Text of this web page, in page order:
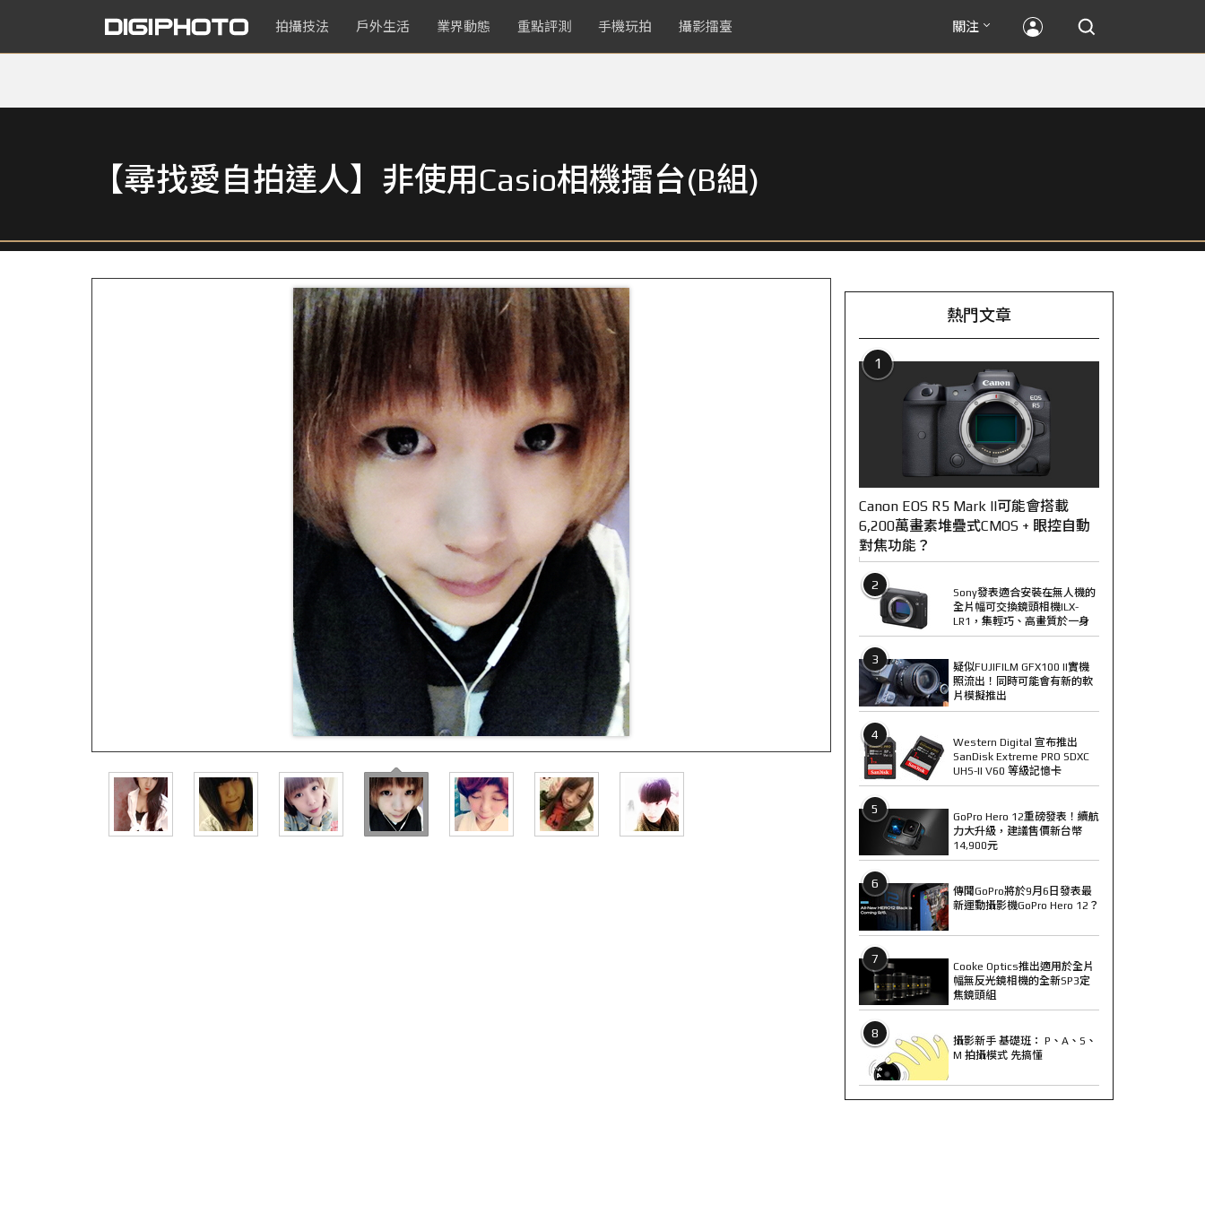
拍攝技法 戶外生活 業界動態 重點評測 手機玩拍 攝影擂臺 關注
【尋找愛自拍達人】非使用Casio相機擂台(B組)
熱門文章
1
Canon EOS R5 Mark II可能會搭載
6,200萬畫素堆疊式CMOS + 眼控自動
對焦功能？
2
Sony發表適合安裝在無人機的
全片幅可交換鏡頭相機ILX-
LR1，集輕巧、高畫質於一身
3
疑似FUJIFILM GFX100 II實機
照流出！同時可能會有新的軟
片模擬推出
4
Western Digital 宣布推出
SanDisk Extreme PRO SDXC
UHS-II V60 等級記憶卡
5
GoPro Hero 12重磅發表！續航
力大升級，建議售價新台幣
14,900元
6
傳聞GoPro將於9月6日發表最
新運動攝影機GoPro Hero 12？
7
Cooke Optics推出適用於全片
幅無反光鏡相機的全新SP3定
焦鏡頭組
8
攝影新手 基礎班： P、A、S、
M 拍攝模式 先搞懂